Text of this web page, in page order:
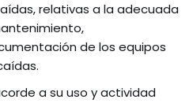
relativas a la adecuada
de los equipos
a su uso y actividad